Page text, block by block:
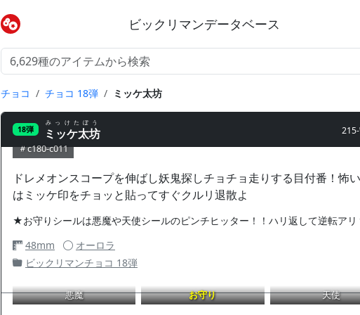
ビックリマンデータベース
チョコ チョコ 18弾 ミッケ太坊
18弾 ミッケ太坊
みっけたぼう
c180-c011
ドレメオンスコープを伸ばし妖鬼探しチョチョ走りする目付番！怖
はミッケ印をチョッと貼ってすぐクルリ退散よ
★お守りシールは悪魔や天使シールのピンチヒッター！！ハリ返して逆転アリ
48mm
オーロラ
ビックリマンチョコ 18弾
悪魔 お守り 天使